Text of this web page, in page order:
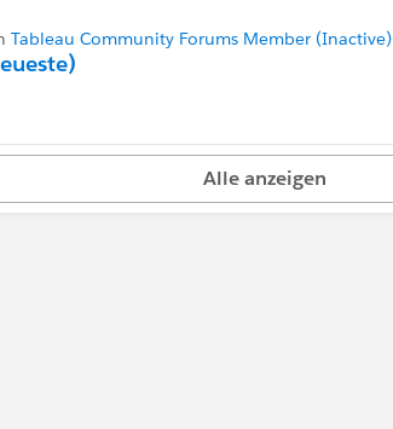
Tableau Community Forums Member (Inactive)
Alle anzeigen